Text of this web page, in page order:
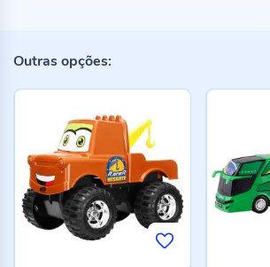
Outras opções: